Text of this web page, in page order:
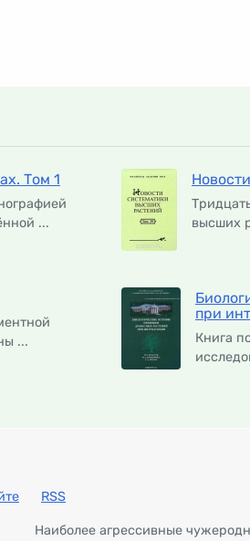
Том 1
...
высших
...
при
Книга
RSS
Наиболее агрессивные